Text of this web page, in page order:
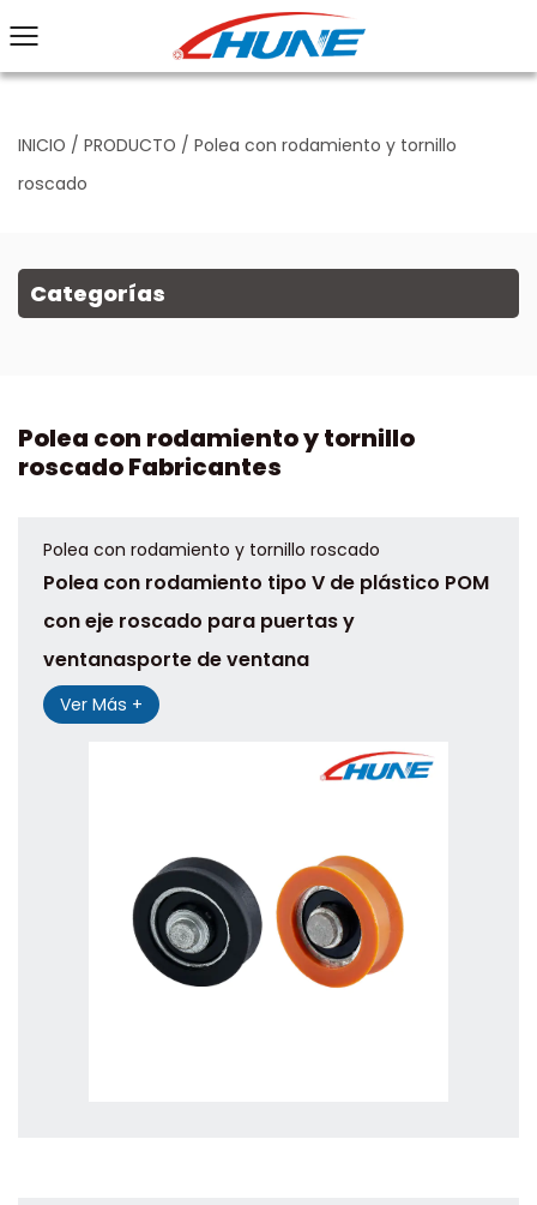
INICIO / PRODUCTO / Polea con rodamiento y tornillo
roscado
Categorías
Polea con rodamiento y tornillo
roscado Fabricantes
Polea con rodamiento y tornillo roscado
Polea con rodamiento tipo V de plástico POM
con eje roscado para puertas y
ventanasporte de ventana
Ver Más +